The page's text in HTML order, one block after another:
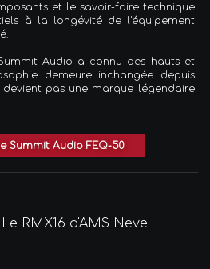
et le savoir-faire technique
à la longévité de l'équipement
Audio a connu des hauts et
demeure inchangée depuis
pas une marque légendaire
Summit Audio FEQ-50
RMX16 d'AMS Neve